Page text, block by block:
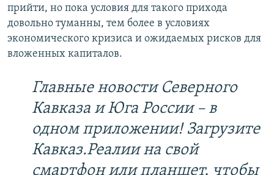
прийти, но пока условия для такого прихода
довольно туманны, тем более в условиях
экономического кризиса и ожидаемых рисков для
вложенных капиталов.
Главные новости Северного
Кавказа и Юга России – в
одном приложении! Загрузите
Кавказ.Реалии на свой
смартфон или планшет, чтобы